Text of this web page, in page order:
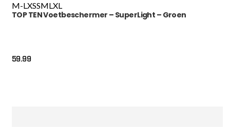
M-LXSSMLXL
TOP TEN Voetbeschermer – SuperLight – Groen
59.99